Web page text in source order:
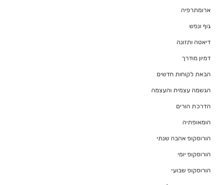
ארומתרפיה
גוף ונפש
דיאטה ותזונה
דמיון מודרך
הבאת לקוחות חדשים
הגשמה עצמית והעצמה
הדרכת הורים
הומאופתיה
הורוסקופ אהבה שנתי
הורוסקופ יומי
הורוסקופ שבועי